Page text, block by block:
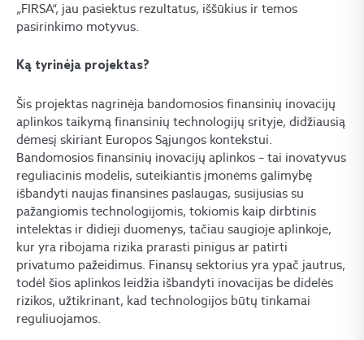
„FIRSA“, jau pasiektus rezultatus, iššūkius ir temos
pasirinkimo motyvus.
Ką tyrinėja projektas?
Šis projektas nagrinėja bandomosios finansinių inovacijų
aplinkos taikymą finansinių technologijų srityje, didžiausią
dėmesį skiriant Europos Sąjungos kontekstui.
Bandomosios finansinių inovacijų aplinkos – tai inovatyvus
reguliacinis modelis, suteikiantis įmonėms galimybę
išbandyti naujas finansines paslaugas, susijusias su
pažangiomis technologijomis, tokiomis kaip dirbtinis
intelektas ir didieji duomenys, tačiau saugioje aplinkoje,
kur yra ribojama rizika prarasti pinigus ar patirti
privatumo pažeidimus. Finansų sektorius yra ypač jautrus,
todėl šios aplinkos leidžia išbandyti inovacijas be didelės
rizikos, užtikrinant, kad technologijos būtų tinkamai
reguliuojamos.